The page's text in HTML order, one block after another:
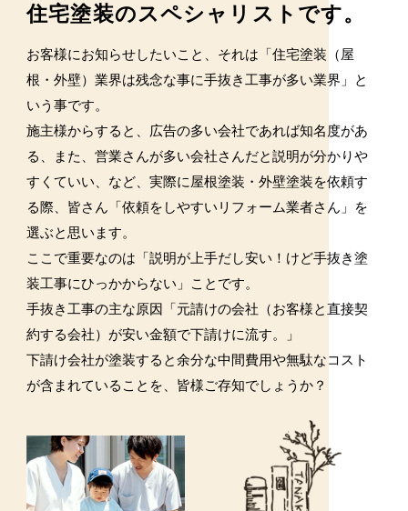
住宅塗装のスペシャリストです。
お客様にお知らせしたいこと、それは「住宅塗装（屋
根・外壁）業界は残念な事に手抜き工事が多い業界」と
いう事です。
施主様からすると、広告の多い会社であれば知名度があ
る、また、営業さんが多い会社さんだと説明が分かりや
すくていい、など、実際に屋根塗装・外壁塗装を依頼す
る際、皆さん「依頼をしやすいリフォーム業者さん」を
選ぶと思います。
ここで重要なのは「説明が上手だし安い！けど手抜き塗
装工事にひっかからない」ことです。
手抜き工事の主な原因「元請けの会社（お客様と直接契
約する会社）が安い金額で下請けに流す。」
下請け会社が塗装すると余分な中間費用や無駄なコスト
が含まれていることを、皆様ご存知でしょうか？